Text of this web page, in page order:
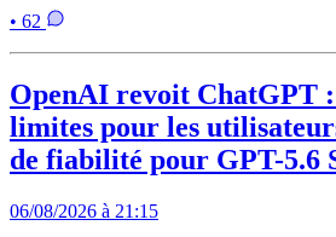
• 62
OpenAI revoit ChatGPT :
limites pour les
de fiabilité pour GPT-5.6
06/08/2026 à 21:15